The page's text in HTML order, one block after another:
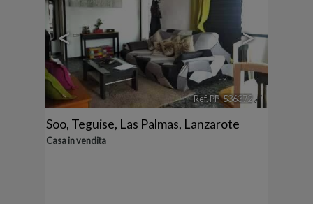
< >
Ref. PP-536372🔗
Soo, Teguise, Las Palmas, Lanzarote
Casa in vendita